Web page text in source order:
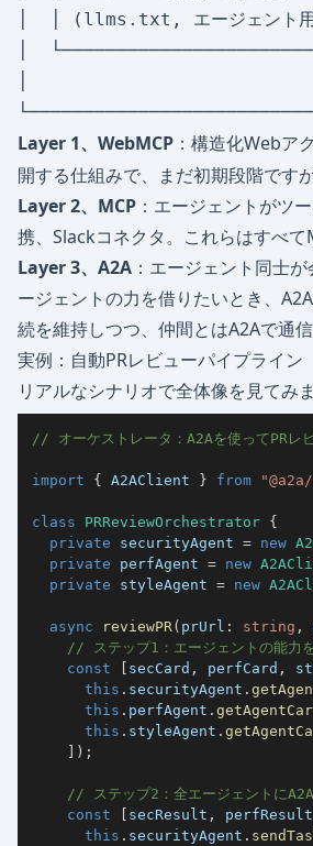
│  │ (llms.txt, エージェン
│
Layer 1、WebMCP ：構造化Webア
開する仕組みで、まだ初期段階です
Layer 2、MCP ：エージェントがツ
携、Slackコネクタ。これらはすべ
Layer 3、A2A ：エージェント同士
ージェントの力を借りたいとき、
続を維持しつつ、仲間とはA2Aで通信
実例：自動PRレビューパイプライン
リアルなシナリオで全体像を見てみ
// オーケストレータ：A2Aを使ってPRレ
import { A2AClient } from
class PRReviewOrchestrator {
private securityAgent = new
private perfAgent = new
private styleAgent = new
async reviewPR ( prUrl : string ,
// ステップ1：エージェントの能力
const
[ secCard , perfCard ,
this . securityAgent .
this . perfAgent .
this . styleAgent .
] ) ;
// ステップ2：全エージェントに
const
[ secResult , perfResult
this . securityAgent .